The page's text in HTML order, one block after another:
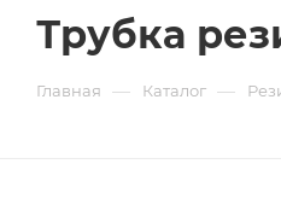
Трубка
Главная — Каталог —